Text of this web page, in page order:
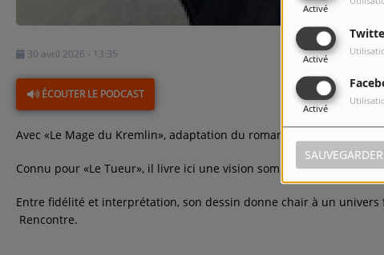
Activé
Activé
Activé
SAUVEGARDER
30 avril 2026 - 13:35
ÉCOUTER LE PODCAST
Avec «Le Mage du Kremlin», adaptation du roman de
Connu pour «Le Tueur», il livre ici une vision sombre et immersive
Entre fidélité et interprétation, son dessin donne chair à un
Rencontre.